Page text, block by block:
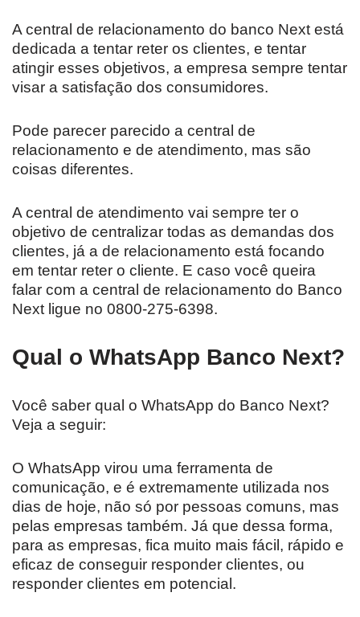
A central de relacionamento do banco Next está
dedicada a tentar reter os clientes, e tentar
atingir esses objetivos, a empresa sempre tentar
visar a satisfação dos consumidores.
Pode parecer parecido a central de
relacionamento e de atendimento, mas são
coisas diferentes.
A central de atendimento vai sempre ter o
objetivo de centralizar todas as demandas dos
clientes, já a de relacionamento está focando
em tentar reter o cliente. E caso você queira
falar com a central de relacionamento do Banco
Next ligue no 0800-275-6398.
Qual o WhatsApp Banco Next?
Você saber qual o WhatsApp do Banco Next?
Veja a seguir:
O WhatsApp virou uma ferramenta de
comunicação, e é extremamente utilizada nos
dias de hoje, não só por pessoas comuns, mas
pelas empresas também. Já que dessa forma,
para as empresas, fica muito mais fácil, rápido e
eficaz de conseguir responder clientes, ou
responder clientes em potencial.